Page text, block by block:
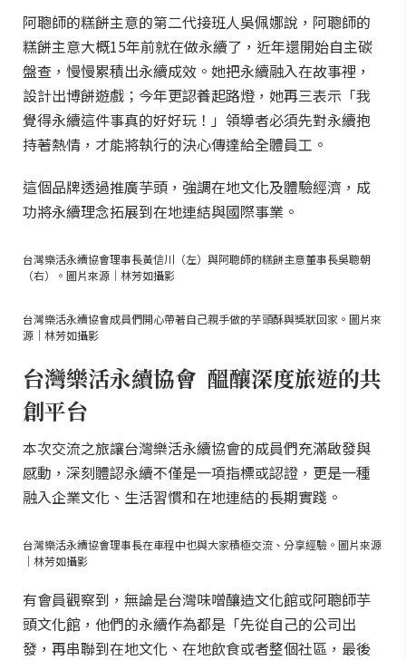
阿聰師的糕餅主意的第二代接班人吳佩娜說，阿聰師的
糕餅主意大概15年前就在做永續了，近年還開始自主碳
盤查，慢慢累積出永續成效。她把永續融入在故事裡，
設計出博餅遊戲；今年更認養起路燈，她再三表示「我
覺得永續這件事真的好好玩！」領導者必須先對永續抱
持著熱情，才能將執行的決心傳達給全體員工。
這個品牌透過推廣芋頭，強調在地文化及體驗經濟，成
功將永續理念拓展到在地連結與國際事業。
台灣樂活永續協會理事長黃信川（左）與阿聰師的糕餅主意董事長吳聰朝
（右）。圖片來源｜林芳如攝影
台灣樂活永續協會成員們開心帶著自己親手做的芋頭酥與獎狀回家。圖片來
源｜林芳如攝影
台灣樂活永續協會 醞釀深度旅遊的共
創平台
本次交流之旅讓台灣樂活永續協會的成員們充滿啟發與
感動，深刻體認永續不僅是一項指標或認證，更是一種
融入企業文化、生活習慣和在地連結的長期實踐。
台灣樂活永續協會理事長在車程中也與大家積極交流、分享經驗。圖片來源
｜林芳如攝影
有會員觀察到，無論是台灣味噌釀造文化館或阿聰師芋
頭文化館，他們的永續作為都是「先從自己的公司出
發，再串聯到在地文化、在地飲食或者整個社區，最後